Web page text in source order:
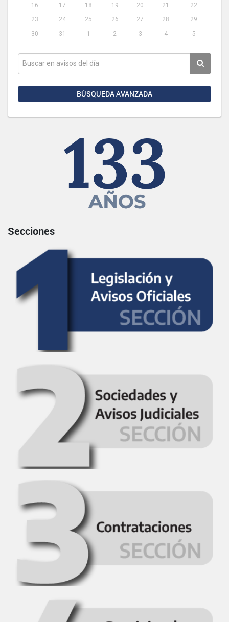
16
17 18 19 20 21
22
23
24 25 26 27 28
29
30
31 1 2 3 4 5
BÚSQUEDA AVANZADA
Secciones